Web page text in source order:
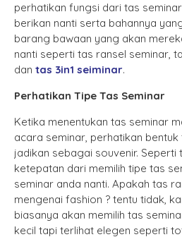
perhatikan fungsi dari tas
berikan nanti serta bahannya
barang bawaan yang akan
nanti seperti tas ransel seminar,
dan tas 3in1 seiminar.
Perhatikan Tipe Tas Seminar
Ketika menentukan tas seminar
acara seminar, perhatikan
jadikan sebagai souvenir. Seperti
ketepatan dari memilih tipe tas
seminar anda nanti. Apakah tas
mengenai fashion ? tentu tidak,
biasanya akan memilih tas
kecil tapi terlihat elegen seperti